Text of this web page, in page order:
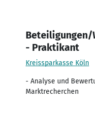
- Praktikant
Kreissparkasse Köln
- Analyse und
Marktrecherchen